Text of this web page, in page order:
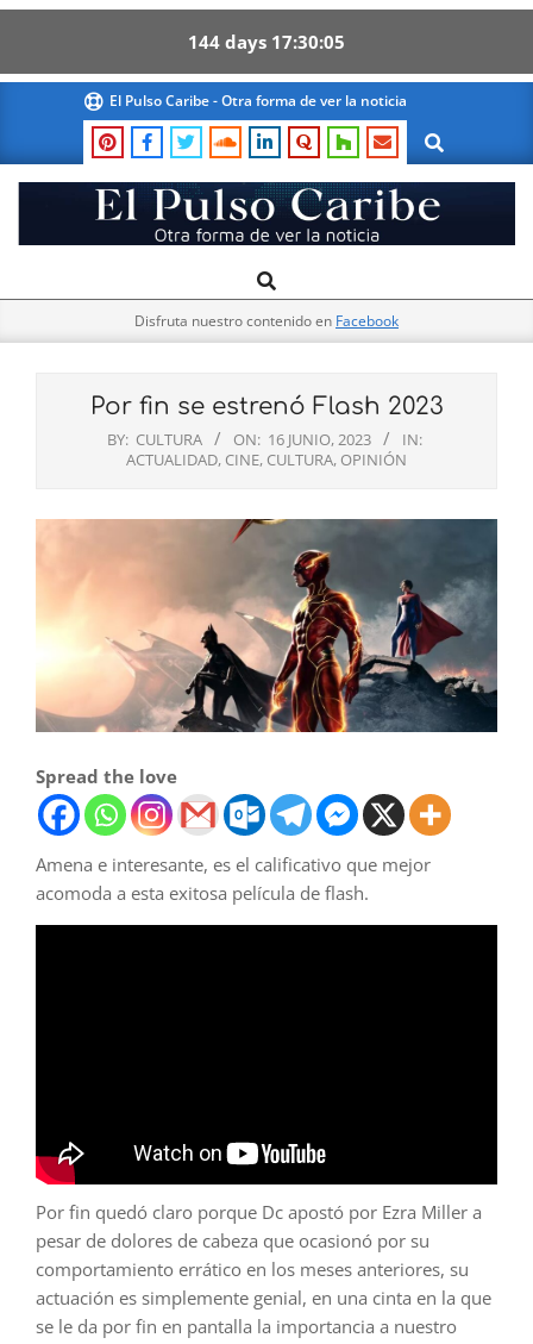
144 days 17 30 04
content
El Pulso Caribe - Otra forma de ver la noticia
Search
El
Pulso
Navigation
Search
Disfruta nuestro contenido en Facebook
Por fin se estrenó Flash 2023
BY: CULTURA ON: 16 JUNIO, 2023
IN:
ACTUALIDAD, CINE, CULTURA, OPINIÓN
Spread the love
Amena e interesante, es el calificativo que mejor
acomoda a esta exitosa película de flash.
Por fin quedó claro porque Dc apostó por Ezra Miller a
pesar de dolores de cabeza que ocasionó por su
comportamiento errático en los meses anteriores, su
actuación es simplemente genial, en una cinta en la que
se le da por fin en pantalla la importancia a nuestro